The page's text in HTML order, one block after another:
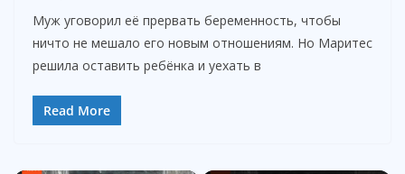
Муж уговорил её прервать беременность, чтобы
ничто не мешало его новым отношениям. Но Маритес
решила оставить ребёнка и уехать в
Read More